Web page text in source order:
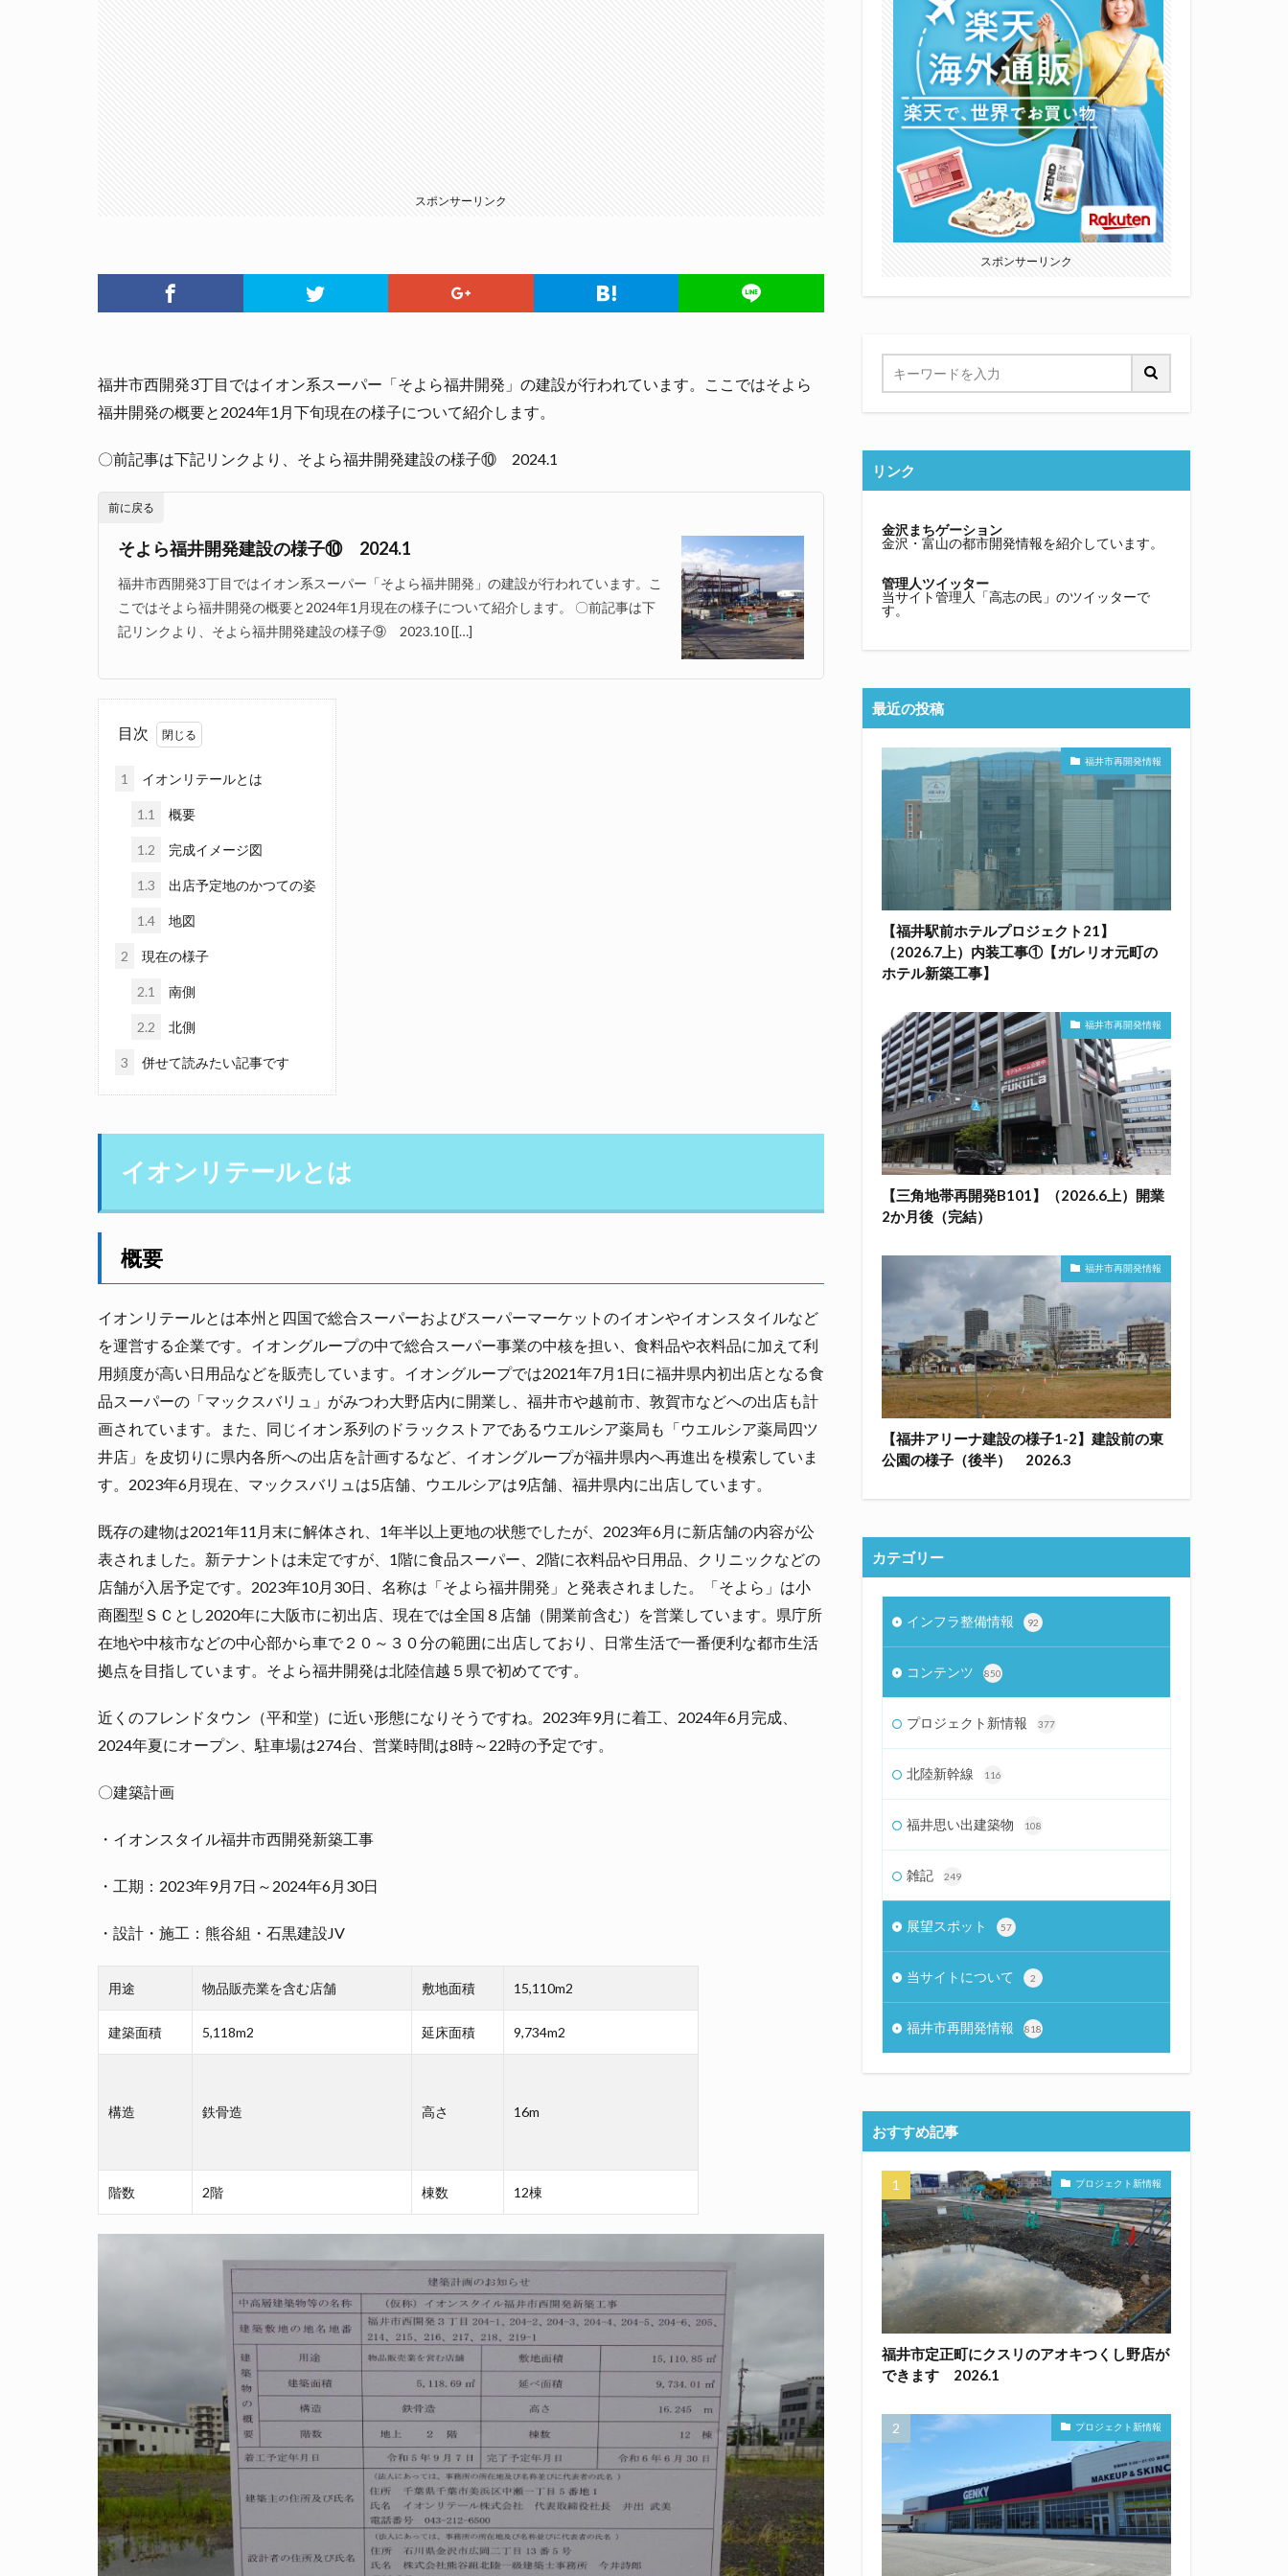
スポンサーリンク
福井市西開発3丁目ではイオン系スーパー「そよら福井開発」の建設が行われています。ここではそよら
福井開発の概要と2024年1月下旬現在の様子について紹介します。
〇前記事は下記リンクより、そよら福井開発建設の様子⑩ 2024.1
前に戻る
そよら福井開発建設の様子⑩ 2024.1
福井市西開発3丁目ではイオン系スーパー「そよら福井開発」の建設が行われています。こ
こではそよら福井開発の概要と2024年1月現在の様子について紹介します。 〇前記事は下
記リンクより、そよら福井開発建設の様子⑨ 2023.10 [[…]
目次
1 イオンリテールとは
1.1 概要
1.2 完成イメージ図
1.3 出店予定地のかつての姿
1.4 地図
2 現在の様子
2.1 南側
2.2 北側
3 併せて読みたい記事です
イオンリテールとは
概要
イオンリテールとは本州と四国で総合スーパーおよびスーパーマーケットのイオンやイオンスタイルなど
を運営する企業です。イオングループの中で総合スーパー事業の中核を担い、食料品や衣料品に加えて利
用頻度が高い日用品などを販売しています。イオングループでは2021年7月1日に福井県内初出店となる食
品スーパーの「マックスバリュ」がみつわ大野店内に開業し、福井市や越前市、敦賀市などへの出店も計
画されています。また、同じイオン系列のドラックストアであるウエルシア薬局も「ウエルシア薬局四ツ
井店」を皮切りに県内各所への出店を計画するなど、イオングループが福井県内へ再進出を模索していま
す。2023年6月現在、マックスバリュは5店舗、ウエルシアは9店舗、福井県内に出店しています。
既存の建物は2021年11月末に解体され、1年半以上更地の状態でしたが、2023年6月に新店舗の内容が公
表されました。新テナントは未定ですが、1階に食品スーパー、2階に衣料品や日用品、クリニックなどの
店舗が入居予定です。2023年10月30日、名称は「そよら福井開発」と発表されました。「そよら」は小
商圏型ＳＣとし2020年に大阪市に初出店、現在では全国８店舗（開業前含む）を営業しています。県庁所
在地や中核市などの中心部から車で２０～３０分の範囲に出店しており、日常生活で一番便利な都市生活
拠点を目指しています。そよら福井開発は北陸信越５県で初めてです。
近くのフレンドタウン（平和堂）に近い形態になりそうですね。2023年9月に着工、2024年6月完成、
2024年夏にオープン、駐車場は274台、営業時間は8時～22時の予定です。
〇建築計画
・イオンスタイル福井市西開発新築工事
・工期：2023年9月7日～2024年6月30日
・設計・施工：熊谷組・石黒建設JV
用途 物品販売業を含む店舗 敷地面積 15,110m2
建築面積 5,118m2 延床面積 9,734m2
構造 鉄骨造 高さ 16m
階数 2階 棟数 12棟
スポンサーリンク
リンク
金沢まちゲーション
金沢・富山の都市開発情報を紹介しています。
管理人ツイッター
当サイト管理人「高志の民」のツイッターで
す。
最近の投稿
福井市再開発情報
【福井駅前ホテルプロジェクト21】
（2026.7上）内装工事①【ガレリオ元町の
ホテル新築工事】
福井市再開発情報
【三角地帯再開発B101】（2026.6上）開業
2か月後（完結）
福井市再開発情報
【福井アリーナ建設の様子1-2】建設前の東
公園の様子（後半） 2026.3
カテゴリー
インフラ整備情報 92
コンテンツ 850
プロジェクト新情報 377
北陸新幹線 116
福井思い出建築物 108
雑記 249
展望スポット 57
当サイトについて 2
福井市再開発情報 818
おすすめ記事
プロジェクト新情報
福井市定正町にクスリのアオキつくし野店が
できます 2026.1
プロジェクト新情報